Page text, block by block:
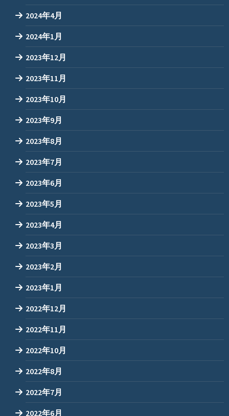
2024年4月
2024年1月
2023年12月
2023年11月
2023年10月
2023年9月
2023年8月
2023年7月
2023年6月
2023年5月
2023年4月
2023年3月
2023年2月
2023年1月
2022年12月
2022年11月
2022年10月
2022年8月
2022年7月
2022年6月